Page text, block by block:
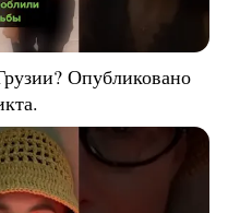
Опубликовано